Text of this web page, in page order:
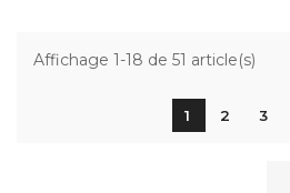
Affichage 1-18 de 51 article(s)
1 2 3